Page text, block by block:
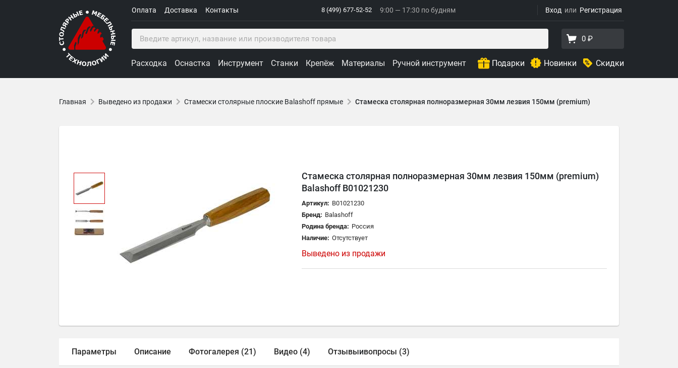
Оплата Доставка Контакты Вход Регистрация
8 (499) 677-52-52 9:00 — 17:30 по будням
0 ₽
Расходка Оснастка Инструмент Станки Крепёж Материалы Ручной инструмент Подарки Новинки Скидки
Главная Выведено из продажи Стамески столярные плоские Balashoff прямые Стамеска столярная полноразмерная 30мм лезвия 150мм (premium)
Стамеска столярная полноразмерная 30мм лезвия 150мм (premium)
Balashoff B01021230
Артикул: B01021230
Бренд: Balashoff
Родина бренда: Россия
Наличие: Отсутствует
Выведено из продажи
Параметры Описание Фотогалерея (21) Видео (4) Отзывыивопросы (3)